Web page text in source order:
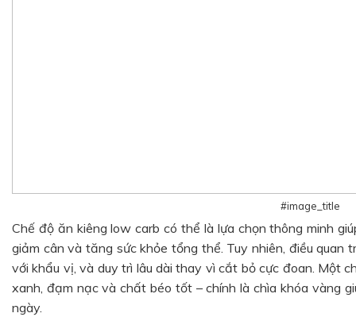
#image_title
Chế độ ăn kiêng low carb có thể là lựa chọn thông minh
giảm cân và tăng sức khỏe tổng thể. Tuy nhiên, điều quan
với khẩu vị, và duy trì lâu dài thay vì cắt bỏ cực đoan. Một
xanh, đạm nạc và chất béo tốt – chính là chìa khóa vàng
ngày.